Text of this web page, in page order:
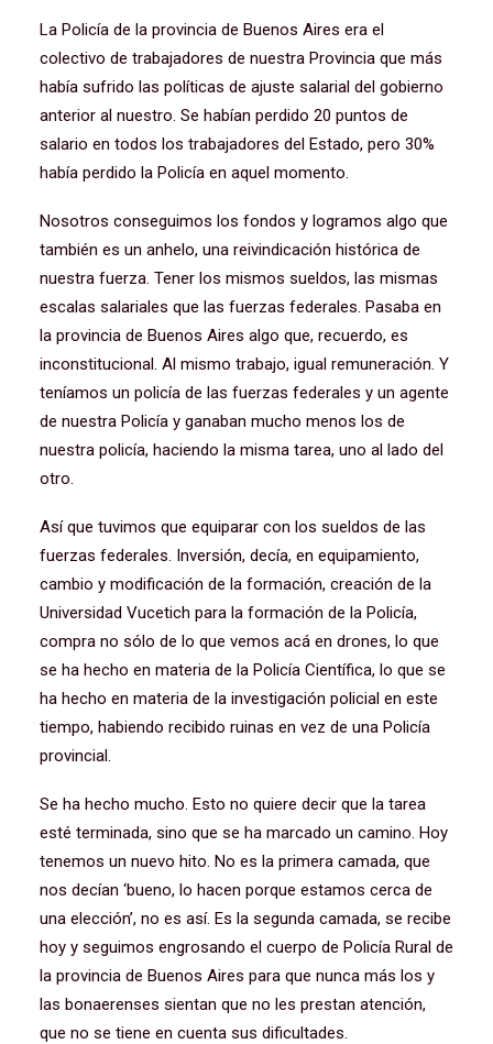
La Policía de la provincia de Buenos Aires era el
colectivo de trabajadores de nuestra Provincia que más
había sufrido las políticas de ajuste salarial del gobierno
anterior al nuestro. Se habían perdido 20 puntos de
salario en todos los trabajadores del Estado, pero 30%
había perdido la Policía en aquel momento.
Nosotros conseguimos los fondos y logramos algo que
también es un anhelo, una reivindicación histórica de
nuestra fuerza. Tener los mismos sueldos, las mismas
escalas salariales que las fuerzas federales. Pasaba en
la provincia de Buenos Aires algo que, recuerdo, es
inconstitucional. Al mismo trabajo, igual remuneración. Y
teníamos un policía de las fuerzas federales y un agente
de nuestra Policía y ganaban mucho menos los de
nuestra policía, haciendo la misma tarea, uno al lado del
otro.
Así que tuvimos que equiparar con los sueldos de las
fuerzas federales. Inversión, decía, en equipamiento,
cambio y modificación de la formación, creación de la
Universidad Vucetich para la formación de la Policía,
compra no sólo de lo que vemos acá en drones, lo que
se ha hecho en materia de la Policía Científica, lo que se
ha hecho en materia de la investigación policial en este
tiempo, habiendo recibido ruinas en vez de una Policía
provincial.
Se ha hecho mucho. Esto no quiere decir que la tarea
esté terminada, sino que se ha marcado un camino. Hoy
tenemos un nuevo hito. No es la primera camada, que
nos decían ‘bueno, lo hacen porque estamos cerca de
una elección’, no es así. Es la segunda camada, se recibe
hoy y seguimos engrosando el cuerpo de Policía Rural de
la provincia de Buenos Aires para que nunca más los y
las bonaerenses sientan que no les prestan atención,
que no se tiene en cuenta sus dificultades.